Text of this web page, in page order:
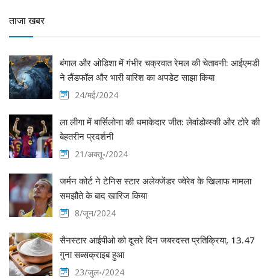
ताजा खबर
बंगाल और ओडिशा में गंभीर चक्रवात रेमल की चेतावनी: आईएमडी
ने लैंडफॉल और भारी बारिश का अपडेट साझा किया
24/मई/2024
ला लीगा में बार्सिलोना की धमाकेदार जीत: लेवांडोव्स्की और टोरे की
बेहतरीन प्रदर्शनी
21/अक्तू॰/2024
जर्मन कोर्ट ने टेनिस स्टार अलेक्जेंडर ज्वेरेव के खिलाफ मामला
समझौते के बाद खारिज किया
8/जून/2024
सैनस्टार आईपीओ को दूसरे दिन जबरदस्त प्रतिक्रिया, 13.47
गुना सब्सक्राइब हुआ
23/जुल॰/2024